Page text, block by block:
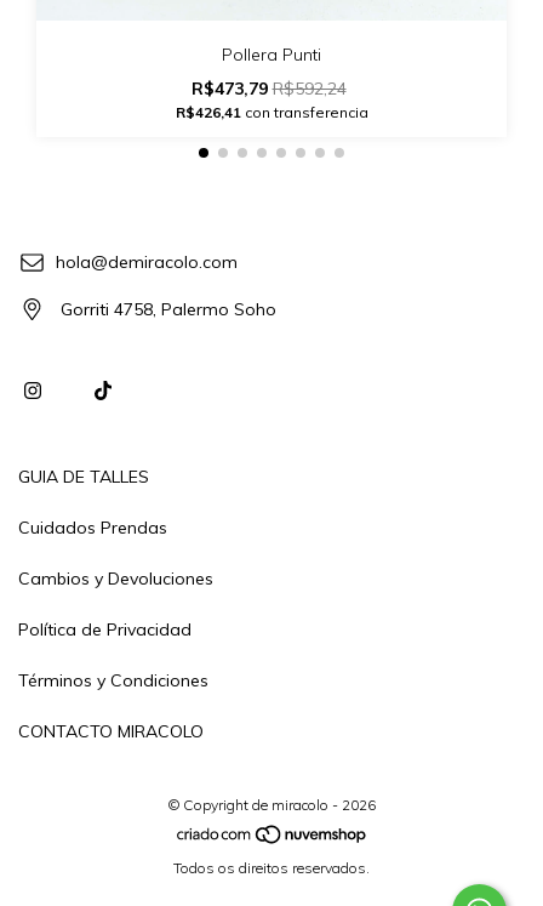
Pollera Punti
R$473,79R$592,24
R$426,41con transferencia
hola@demiracolo.com
Gorriti 4758, Palermo Soho
GUIA DE TALLES
Cuidados Prendas
Cambios y Devoluciones
Política de Privacidad
Términos y Condiciones
CONTACTO MIRACOLO
© Copyright de miracolo - 2026
Todos os direitos reservados.